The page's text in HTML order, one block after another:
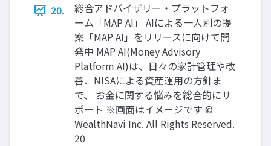
20.
総合アドバイザリー‧プラットフォ
ーム「MAP AI」 AIによる⼀⼈別の提
案「MAP AI」をリリースに向けて開
発中 MAP AI(Money Advisory
Platform AI)は、⽇々の家計管理や改
善、NISAによる資産運⽤の⽅針ま
で、 お⾦に関する悩みを総合的にサ
ポート ※画⾯はイメージです ©
WealthNavi Inc. All Rights Reserved.
20